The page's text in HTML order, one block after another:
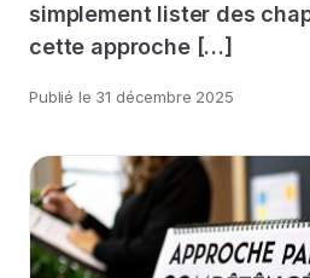
simplement lister des
cette approche […]
Publié le 31 décembre 2025